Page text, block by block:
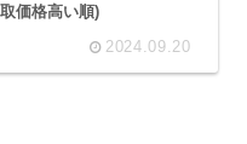
取価格高い順)
2024.09.20